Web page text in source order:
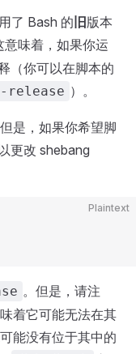
了 Bash 的 旧版本
意味着，如果你运
（你可以在脚本的
release ）。
是，如果你希望脚
更改 shebang
Plaintext
。但是，请注
味着它可能无法在其
能没有位于其中的